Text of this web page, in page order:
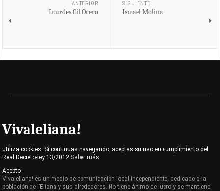
ANTERIOR
Lourdes Gil Orero
SIGUIENTE
Ismael Molina
Vivaleliana!
utiliza cookies. Si continuas navegando, aceptas su uso en cumplimiento del
Real Decreto-ley 13/2012 Saber más
Acepto
Vivaleliana! es un medio de comunicación local independiente, dedicado a la
población de l’Eliana y sus alrededores. No tiene ánimo de lucro y se mantiene